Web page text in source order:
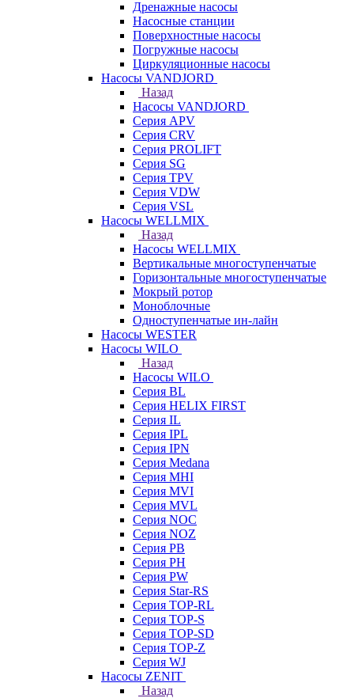
Дренажные насосы
Насосные станции
Поверхностные насосы
Погружные насосы
Циркуляционные насосы
Насосы VANDJORD
Назад
Насосы VANDJORD
Серия APV
Серия CRV
Серия PROLIFT
Серия SG
Серия TPV
Серия VDW
Серия VSL
Насосы WELLMIX
Назад
Насосы WELLMIX
Вертикальные многоступенчатые
Горизонтальные многоступенчатые
Мокрый ротор
Моноблочные
Одноступенчатые ин-лайн
Насосы WESTER
Насосы WILO
Назад
Насосы WILO
Серия BL
Серия HELIX FIRST
Серия IL
Серия IPL
Серия IPN
Серия Medana
Серия MHI
Серия MVI
Серия MVL
Серия NOC
Серия NOZ
Серия PB
Серия PH
Серия PW
Серия Star-RS
Серия TOP-RL
Серия TOP-S
Серия TOP-SD
Серия TOP-Z
Серия WJ
Насосы ZENIT
Назад